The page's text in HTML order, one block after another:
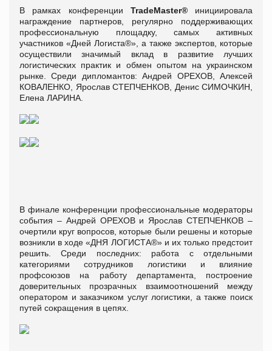
В рамках конференции TradeMaster® инициировала
награждение партнеров, регулярно поддерживающих
профессиональную площадку, самых активных
участников «Дней Логиста®», а также экспертов, которые
осуществили значимый вклад в развитие лучших
логистических практик и обмен опытом на украинском
рынке. Среди дипломантов: Андрей ОРЕХОВ, Алексей
КОВАЛЕНКО, Ярослав СТЕПЧЕНКОВ, Денис СИМОЧКИН,
Елена ЛАРИНА.
В финале конференции профессиональные модераторы
события – Андрей ОРЕХОВ и Ярослав СТЕПЧЕНКОВ –
очертили круг вопросов, которые были решены и которые
возникли в ходе «ДНЯ ЛОГИСТА®» и их только предстоит
решить. Среди последних: работа с отдельными
категориями сотрудников логистики и влияние
профсоюзов на работу департамента, построение
доверительных прозрачных взаимоотношений между
оператором и заказчиком услуг логистики, а также поиск
путей сокращения в цепях.